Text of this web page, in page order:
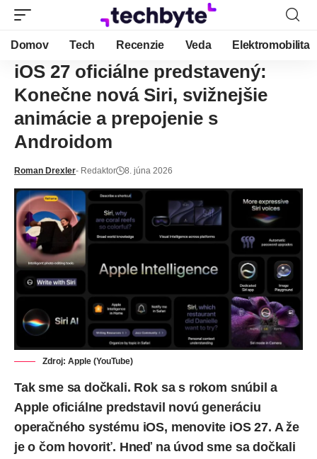
Domov Tech Recenzie Veda Elektromobilita
iOS 27 oficiálne predstavený:
Konečne nová Siri, svižnejšie
animácie a prepojenie s
Androidom
Roman Drexler- Redaktor 8. júna 2026
Zdroj: Apple (YouTube)
Tak sme sa dočkali. Rok sa s rokom snúbil a
Apple oficiálne predstavil novú generáciu
operačného systému iOS, menovite iOS 27. A že
je o čom hovoriť. Hneď na úvod sme sa dočkali